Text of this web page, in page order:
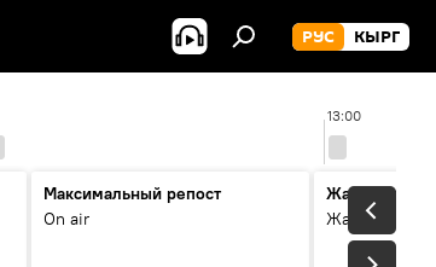
РУС КЫРГ
13:00
Максимальный репост
On air
Жаңылыктар